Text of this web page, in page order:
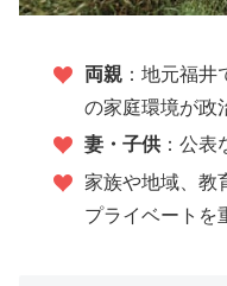
両親：地元福井
の家庭環境が政
妻・子供：公表
家族や地域、教
プライベートを